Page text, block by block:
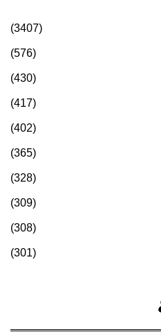
(3407)
(576)
(430)
(417)
(402)
(365)
(328)
(309)
(308)
(301)